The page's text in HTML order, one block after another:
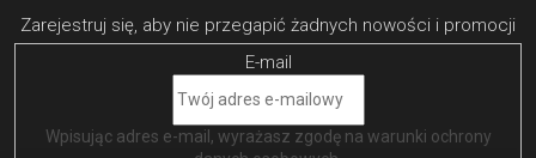
E-mail
Wpisując adres e-mail, wyrażasz zgodę na warunki ochrony